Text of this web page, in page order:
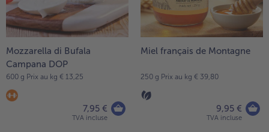
Mozzarella di Bufala
Campana DOP
600 g Prix au kg € 13,25
7,95 €
TVA incluse
Miel français de Montagne
250 g Prix au kg € 39,80
9,95 €
TVA incluse